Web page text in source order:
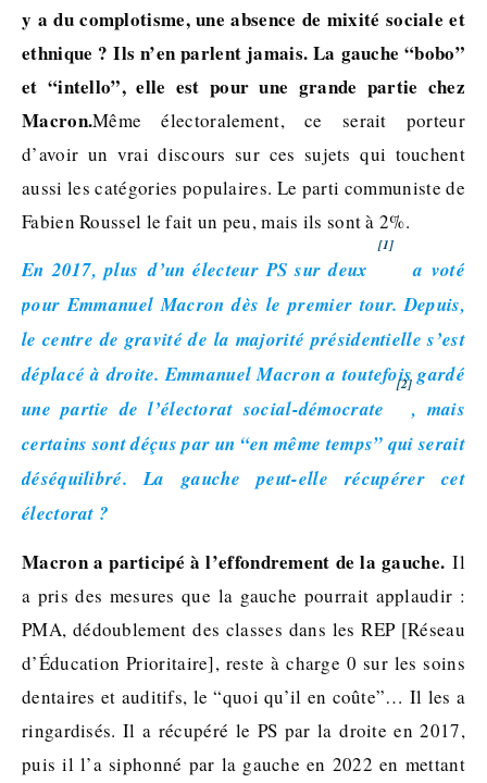
y a du complotisme, une absence de mixité sociale et
ethnique ? Ils n’en parlent jamais. La gauche “bobo”
et “intello”, elle est pour une grande partie chez
Macron.Même électoralement, ce serait porteur
d’avoir un vrai discours sur ces sujets qui touchent
aussi les catégories populaires. Le parti communiste de
Fabien Roussel le fait un peu, mais ils sont à 2%.
En 2017, plus d’un électeur PS sur deux
[1]
a voté
pour Emmanuel Macron dès le premier tour. Depuis,
le centre de gravité de la majorité présidentielle s’est
déplacé à droite. Emmanuel Macron a toutefois gardé
une partie de l’électorat social-démocrate
[2]
, mais
certains sont déçus par un “en même temps” qui serait
déséquilibré. La gauche peut-elle récupérer cet
électorat ?
Macron a participé à l’effondrement de la gauche. Il
a pris des mesures que la gauche pourrait applaudir :
PMA, dédoublement des classes dans les REP [Réseau
d’Éducation Prioritaire], reste à charge 0 sur les soins
dentaires et auditifs, le “quoi qu’il en coûte”… Il les a
ringardisés. Il a récupéré le PS par la droite en 2017,
puis il l’a siphonné par la gauche en 2022 en mettant